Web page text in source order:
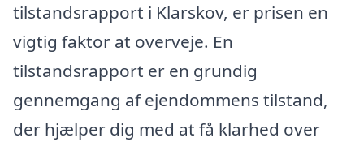
tilstandsrapport i Klarskov, er prisen en
vigtig faktor at overveje. En
tilstandsrapport er en grundig
gennemgang af ejendommens tilstand,
der hjælper dig med at få klarhed over